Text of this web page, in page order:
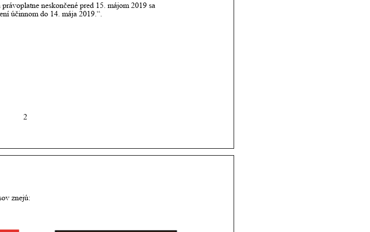
neskončené pred 15. májom 2019 sa
účinnom do 14. mája 2019.“.
2
znejú: